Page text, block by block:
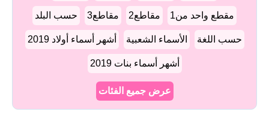
مقطع واحد من1 مقاطع2 مقاطع3 حسب البلد
حسب اللغة الأسماء الشعبية أشهر أسماء أولاد 2019
أشهر أسماء بنات 2019
عرض جميع الفئات